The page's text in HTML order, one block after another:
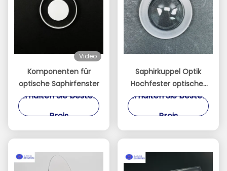
Video
Komponenten für
optische Saphirfenster
Erhalten Sie besten
Preis
Saphirkuppel Optik
Hochfester optischer
Schutz für extreme
Erhalten Sie besten
Preis